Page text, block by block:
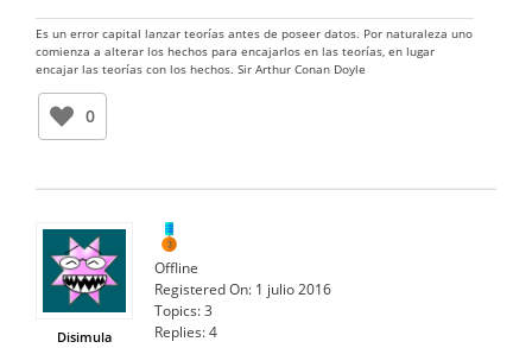
Es un error capital lanzar teorías antes de poseer datos. Por naturaleza uno
comienza a alterar los hechos para encajarlos en las teorías, en lugar
encajar las teorías con los hechos. Sir Arthur Conan Doyle
0
Disimula
Offline
Registered On: 1 julio 2016
Topics:3
Replies:4